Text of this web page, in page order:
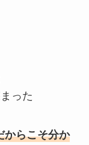
った
からこそ分か